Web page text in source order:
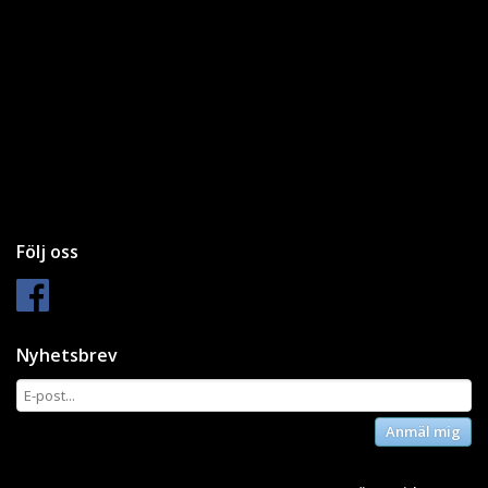
Följ oss
Nyhetsbrev
Anmäl mig